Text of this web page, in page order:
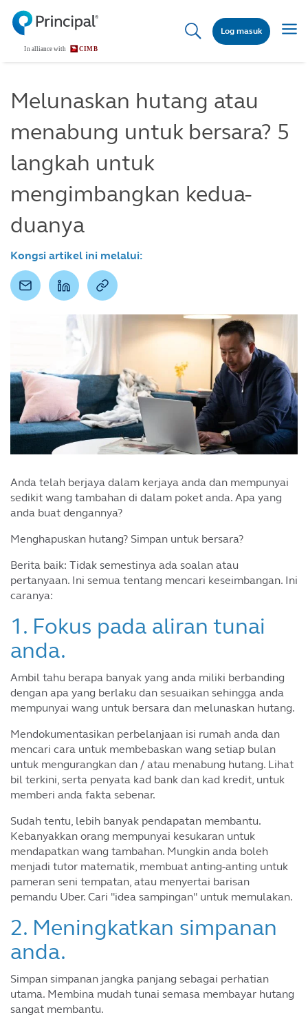
Skip
main
content
Log masuk
Melunaskan hutang atau
menabung untuk bersara? 5
langkah untuk
mengimbangkan kedua-
duanya
Kongsi artikel ini melalui:
Anda telah berjaya dalam kerjaya anda dan mempunyai
sedikit wang tambahan di dalam poket anda. Apa yang
anda buat dengannya?
Menghapuskan hutang? Simpan untuk bersara?
Berita baik: Tidak semestinya ada soalan atau
pertanyaan. Ini semua tentang mencari keseimbangan. Ini
caranya:
1. Fokus pada aliran tunai
anda.
Ambil tahu berapa banyak yang anda miliki berbanding
dengan apa yang berlaku dan sesuaikan sehingga anda
mempunyai wang untuk bersara dan melunaskan hutang.
Mendokumentasikan perbelanjaan isi rumah anda dan
mencari cara untuk membebaskan wang setiap bulan
untuk mengurangkan dan / atau menabung hutang. Lihat
bil terkini, serta penyata kad bank dan kad kredit, untuk
memberi anda fakta sebenar.
Sudah tentu, lebih banyak pendapatan membantu.
Kebanyakkan orang mempunyai kesukaran untuk
mendapatkan wang tambahan. Mungkin anda boleh
menjadi tutor matematik, membuat anting-anting untuk
pameran seni tempatan, atau menyertai barisan
pemandu Uber. Cari "idea sampingan" untuk memulakan.
2. Meningkatkan simpanan
anda.
Simpan simpanan jangka panjang sebagai perhatian
utama. Membina mudah tunai semasa membayar hutang
sangat membantu.